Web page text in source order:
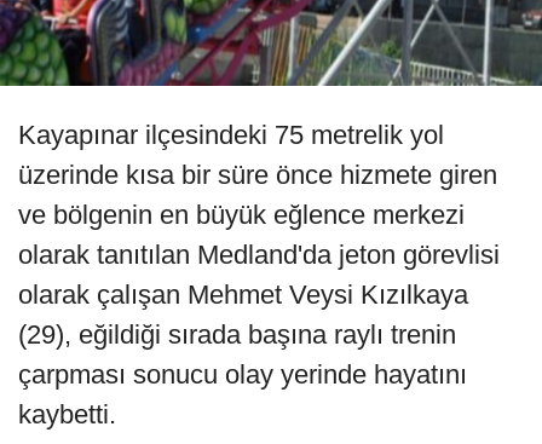
Kayapınar ilçesindeki 75 metrelik yol
üzerinde kısa bir süre önce hizmete giren
ve bölgenin en büyük eğlence merkezi
olarak tanıtılan Medland'da jeton görevlisi
olarak çalışan Mehmet Veysi Kızılkaya
(29), eğildiği sırada başına raylı trenin
çarpması sonucu olay yerinde hayatını
kaybetti.